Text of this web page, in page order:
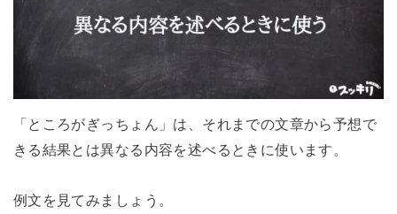
「ところがぎっちょん」は、それまでの文章から予想で
きる結果とは異なる内容を述べるときに使います。
例文を見てみましょう。